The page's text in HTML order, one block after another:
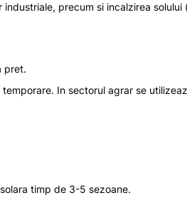
precum si incalzirea solului
pret.
In sectorul agrar se
timp de 3-5 sezoane.